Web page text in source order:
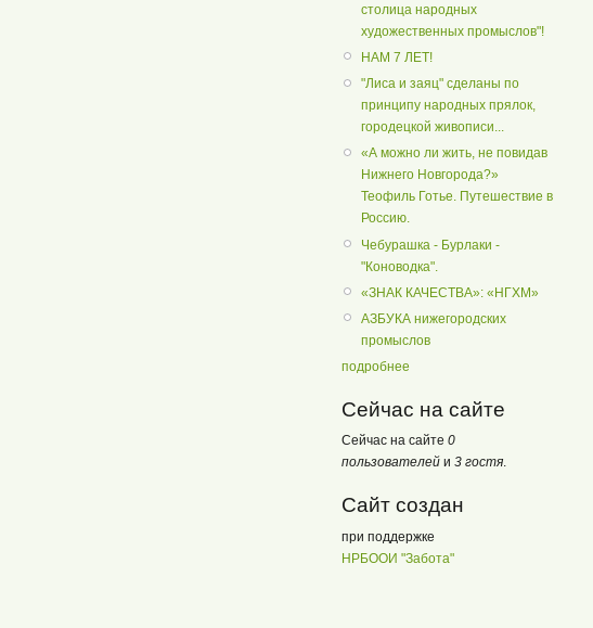
столица народных
художественных промыслов"!
НАМ 7 ЛЕТ!
"Лиса и заяц" сделаны по
принципу народных прялок,
городецкой живописи...
«А можно ли жить, не повидав
Нижнего Новгорода?»
Теофиль Готье. Путешествие в
Россию.
Чебурашка - Бурлаки -
"Коноводка".
«ЗНАК КАЧЕСТВА»: «НГХМ»
АЗБУКА нижегородских
промыслов
подробнее
Сейчас на сайте
Сейчас на сайте 0
пользователей и 3 гостя.
Сайт создан
при поддержке
НРБООИ "Забота"